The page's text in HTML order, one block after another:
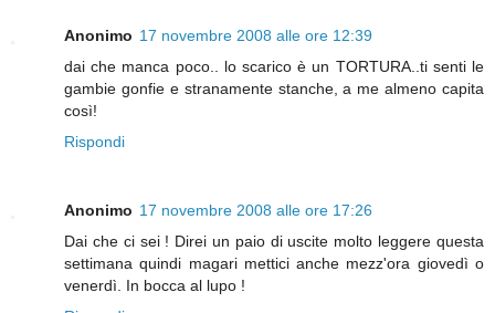
Anonimo 17 novembre 2008 alle ore 12:39
dai che manca poco.. lo scarico è un TORTURA..ti senti le
gambie gonfie e stranamente stanche, a me almeno capita
così!
Rispondi
Anonimo 17 novembre 2008 alle ore 17:26
Dai che ci sei ! Direi un paio di uscite molto leggere questa
settimana quindi magari mettici anche mezz'ora giovedì o
venerdì. In bocca al lupo !